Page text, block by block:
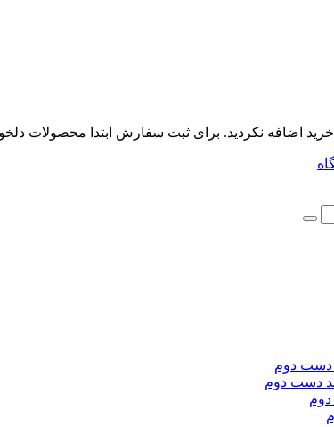
اضافه نکردید. برای ثبت سفارش ابتدا محصولات
دست دوم
دست دوم